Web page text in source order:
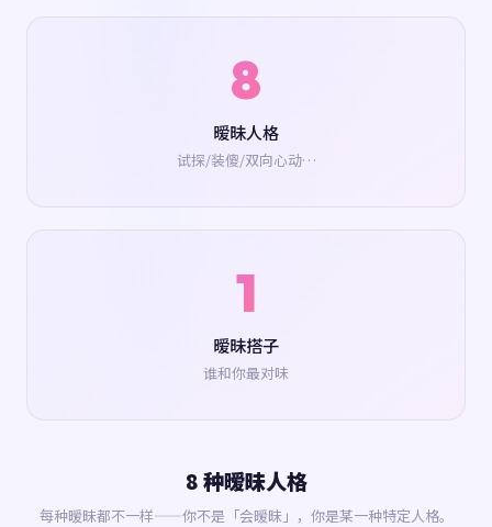
8
暧昧人格
试探/装傻/双向心动…
1
暧昧搭子
谁和你最对味
8 种暧昧人格
每种暧昧都不一样——你不是「会暧昧」，你是某一种特定人格。